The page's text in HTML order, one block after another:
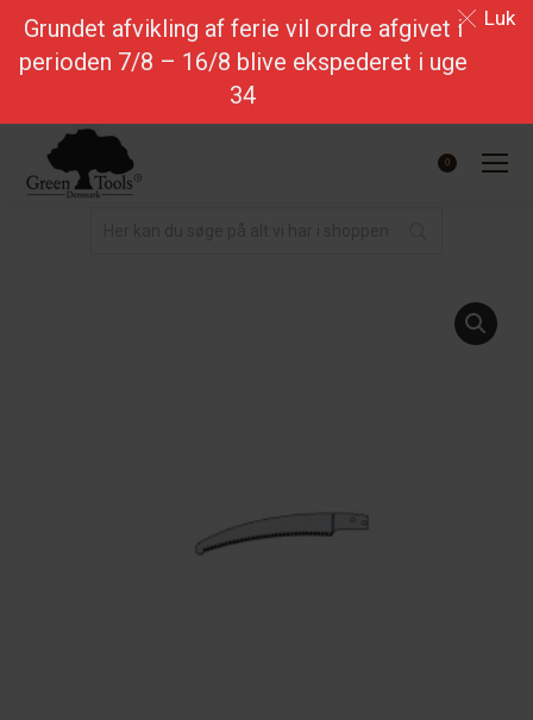
Luk
Grundet afvikling af ferie vil ordre afgivet i
perioden 7/8 – 16/8 blive ekspederet i uge
34
0